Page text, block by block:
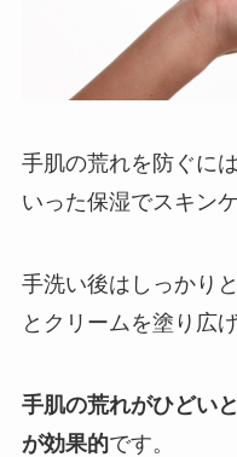
手肌の荒れを防ぐに
いった保湿でスキン
手洗い後はしっかり
とクリームを塗り広
手肌の荒れがひどいと
が効果的です。